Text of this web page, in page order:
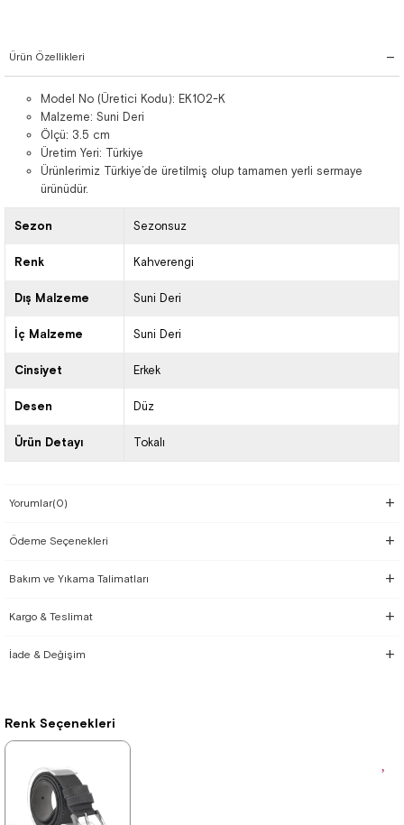
Ürün Özellikleri
Model No (Üretici Kodu): EK102-K
Malzeme: Suni Deri
Ölçü: 3.5 cm
Üretim Yeri: Türkiye
Ürünlerimiz Türkiye’de üretilmiş olup tamamen yerli sermaye
ürünüdür.
Sezon Sezonsuz
Renk Kahverengi
Dış Malzeme Suni Deri
İç Malzeme Suni Deri
Cinsiyet Erkek
Desen Düz
Ürün Detayı Tokalı
Yorumlar(0)
Ödeme Seçenekleri
Bakım ve Yıkama Talimatları
Kargo & Teslimat
İade & Değişim
Renk Seçenekleri